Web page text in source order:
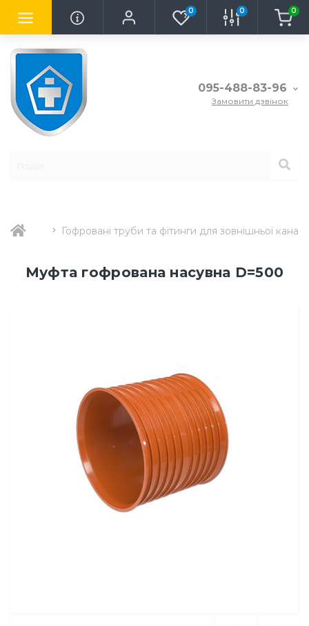
0 0 0
095-488-83-96
Замовити дзвінок
Гофровані труби та фітинги для зовнішньої
Муфта гофрована насувна D=500